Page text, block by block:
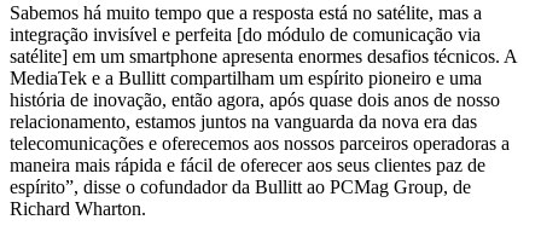
Sabemos há muito tempo que a resposta está no satélite, mas a
integração invisível e perfeita [do módulo de comunicação via
satélite] em um smartphone apresenta enormes desafios técnicos. A
MediaTek e a Bullitt compartilham um espírito pioneiro e uma
história de inovação, então agora, após quase dois anos de nosso
relacionamento, estamos juntos na vanguarda da nova era das
telecomunicações e oferecemos aos nossos parceiros operadoras a
maneira mais rápida e fácil de oferecer aos seus clientes paz de
espírito”, disse o cofundador da Bullitt ao PCMag Group, de
Richard Wharton.